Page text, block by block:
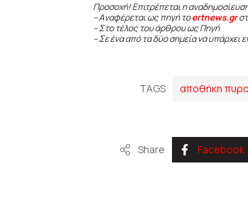
Προσοχή! Επιτρέπεται η
– Αναφέρεται ως πηγή τοertnews.gr
– Στο τέλος του άρθρου ως Πηγή
– Σε ένα από τα δύο σημεία να υπάρχει
TAGS αποθήκη
Share Facebook